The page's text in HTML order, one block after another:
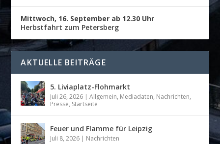
Mittwoch, 16. September ab 12.30 Uhr
Herbstfahrt zum Petersberg
AKTUELLE BEITRÄGE
5. Liviaplatz-Flohmarkt
Juli 26, 2026 |Allgemein, Mediadaten, Nachrichten,
Presse, Startseite
Feuer und Flamme für Leipzig
Juli 8, 2026 | Nachrichten